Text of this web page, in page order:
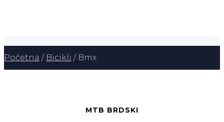
Početna / Bicikli / Bmx
MTB BRDSKI